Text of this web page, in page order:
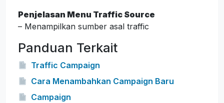
Penjelasan Menu Traffic Source
– Menampilkan sumber asal traffic
Panduan Terkait
Traffic Campaign
Cara Menambahkan Campaign Baru
Campaign